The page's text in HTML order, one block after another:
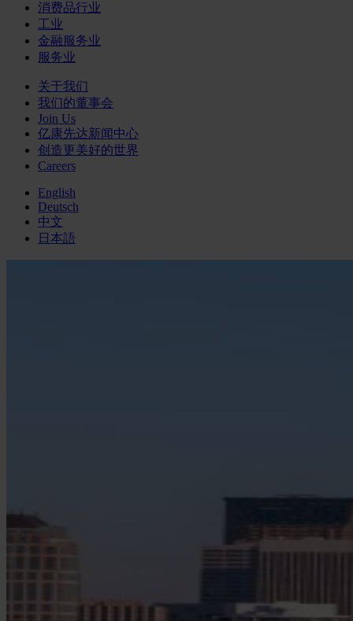
消费品行业
工业
金融服务业
服务业
关于我们
我们的董事会
Join Us
亿康先达新闻中心
创造更美好的世界
Careers
English
Deutsch
中文
日本語